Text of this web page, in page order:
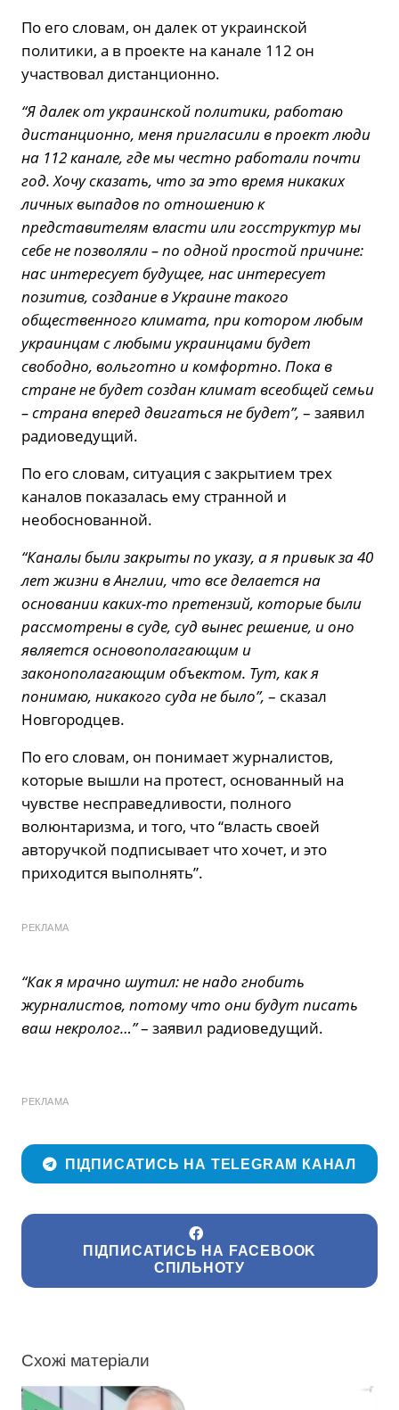
По его словам, он далек от украинской
политики, а в проекте на канале 112 он
участвовал дистанционно.
“Я далек от украинской политики, работаю
дистанционно, меня пригласили в проект люди
на 112 канале, где мы честно работали почти
год. Хочу сказать, что за это время никаких
личных выпадов по отношению к
представителям власти или госструктур мы
себе не позволяли – по одной простой причине:
нас интересует будущее, нас интересует
позитив, создание в Украине такого
общественного климата, при котором любым
украинцам с любыми украинцами будет
свободно, вольготно и комфортно. Пока в
стране не будет создан климат всеобщей семьи
– страна вперед двигаться не будет”, – заявил
радиоведущий.
По его словам, ситуация с закрытием трех
каналов показалась ему странной и
необоснованной.
“Каналы были закрыты по указу, а я привык за 40
лет жизни в Англии, что все делается на
основании каких-то претензий, которые были
рассмотрены в суде, суд вынес решение, и оно
является основополагающим и
законополагающим объектом. Тут, как я
понимаю, никакого суда не было”, – сказал
Новгородцев.
По его словам, он понимает журналистов,
которые вышли на протест, основанный на
чувстве несправедливости, полного
волюнтаризма, и того, что “власть своей
авторучкой подписывает что хочет, и это
приходится выполнять”.
РЕКЛАМА
“Как я мрачно шутил: не надо гнобить
журналистов, потому что они будут писать
ваш некролог…”– заявил радиоведущий.
РЕКЛАМА
ПІДПИСАТИСЬ НА TELEGRAM КАНАЛ
ПІДПИСАТИСЬ НА FACEBOOK
СПІЛЬНОТУ
Схожі матеріали